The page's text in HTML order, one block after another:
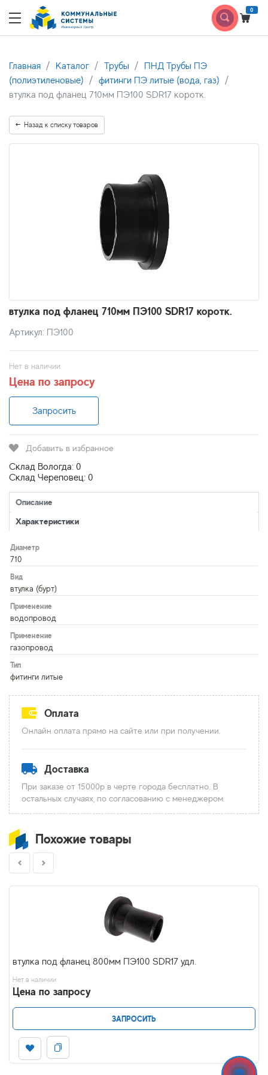
0
Главная Каталог Трубы
ПНД Трубы ПЭ
(полиэтиленовые)
фитинги ПЭ литые (вода, газ)
втулка под фланец 710мм ПЭ100 SDR17 коротк.
Назад к списку товаров
втулка под фланец 710мм ПЭ100 SDR17 коротк.
Артикул: ПЭ100
Нет в наличии
Цена по запросу
Запросить
Добавить в избранное
Склад Вологда: 0
Склад Череповец: 0
Описание
Характеристики
Диаметр
710
Вид
втулка (бурт)
Применение
водопровод
Применение
газопровод
Тип
фитинги литые
Оплата
Онлайн оплата прямо на сайте или при получении.
Доставка
При заказе от 15000р в черте города бесплатно. В
остальных случаях, по согласованию с менеджером.
Похожие товары
втулка под фланец 800мм ПЭ100 SDR17 удл.
Нет в наличии
Цена по запросу
ЗАПРОСИТЬ